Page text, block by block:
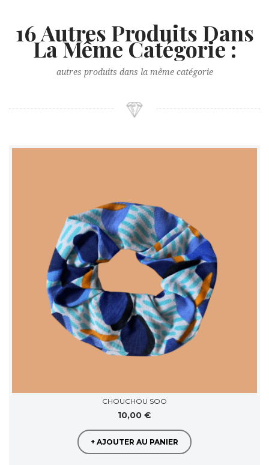
16 Autres Produits Dans
La Même Catégorie :
autres produits dans la même catégorie
CHOUCHOU SOO
10,00 €
+ AJOUTER AU PANIER